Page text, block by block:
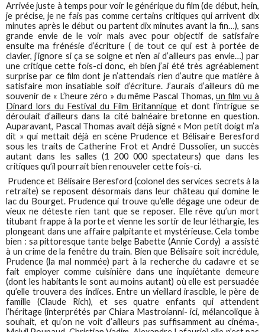
Arrivée juste à temps pour voir le générique du film (de début, hein,
je précise, je ne fais pas comme certains critiques qui arrivent dix
minutes après le début ou partent dix minutes avant la fin…), sans
grande envie de le voir mais avec pour objectif de satisfaire
ensuite ma frénésie d’écriture ( de tout ce qui est à portée de
clavier, j’ignore si ça se soigne et n’en ai d’ailleurs pas envie…) par
une critique cette fois-ci donc, eh bien j’ai été très agréablement
surprise par ce film dont je n’attendais rien d’autre que matière à
satisfaire mon insatiable soif d’écriture. J’aurais d’ailleurs dû me
souvenir de « L’heure zéro » du même Pascal Thomas,un film vu à
Dinard lors du Festival du Film Britanniqueet dont l’intrigue se
déroulait d’ailleurs dans la cité balnéaire bretonne en question.
Auparavant, Pascal Thomas avait déjà signé « Mon petit doigt m’a
dit » qui mettait déjà en scène Prudence et Bélisaire Beresford
sous les traits de Catherine Frot et André Dussolier, un succès
autant dans les salles (1 200 000 spectateurs) que dans les
critiques qu’il pourrait bien renouveler cette fois-ci.
Prudence et Bélisaire Beresford (colonel des services secrets à la
retraite) se reposent désormais dans leur château qui domine le
lac du Bourget. Prudence qui trouve qu’elle dégage une odeur de
vieux ne déteste rien tant que se reposer. Elle rêve qu’un mort
titubant frappe à la porte et vienne les sortir de leur léthargie, les
plongeant dans une affaire palpitante et mystérieuse. Cela tombe
bien : sa pittoresque tante belge Babette (Annie Cordy) a assisté
à un crime de la fenêtre du train. Bien que Bélisaire soit incrédule,
Prudence (la mal nommée) part à la recherche du cadavre et se
fait employer comme cuisinière dans une inquiétante demeure
(dont les habitants le sont au moins autant) où elle est persuadée
qu’elle trouvera des indices. Entre un vieillard irascible, le père de
famille (Claude Rich), et ses quatre enfants qui attendent
l’héritage (interprétés par Chiara Mastroianni- ici, mélancolique à
souhait, et qu’on ne voit d’ailleurs pas suffisamment au cinéma-,